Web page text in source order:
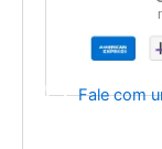
Fale com